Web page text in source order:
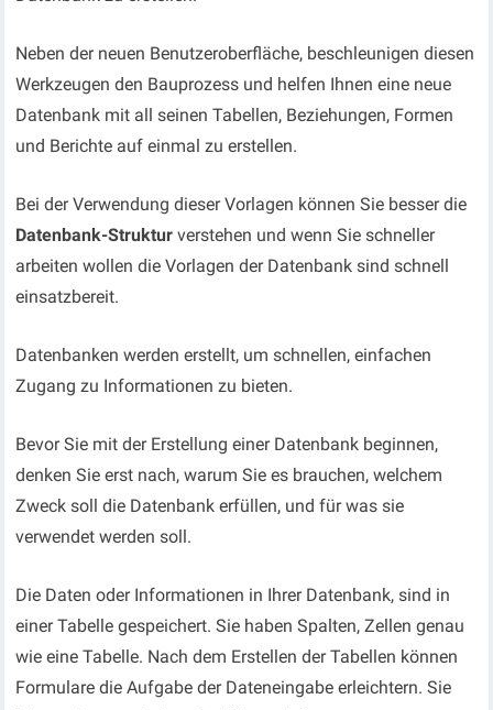
Neben der neuen Benutzeroberfläche, beschleunigen diesen
Werkzeugen den Bauprozess und helfen Ihnen eine neue
Datenbank mit all seinen Tabellen, Beziehungen, Formen
und Berichte auf einmal zu erstellen.
Bei der Verwendung dieser Vorlagen können Sie besser die
Datenbank-Struktur verstehen und wenn Sie schneller
arbeiten wollen die Vorlagen der Datenbank sind schnell
einsatzbereit.
Datenbanken werden erstellt, um schnellen, einfachen
Zugang zu Informationen zu bieten.
Bevor Sie mit der Erstellung einer Datenbank beginnen,
denken Sie erst nach, warum Sie es brauchen, welchem
Zweck soll die Datenbank erfüllen, und für was sie
verwendet werden soll.
Die Daten oder Informationen in Ihrer Datenbank, sind in
einer Tabelle gespeichert. Sie haben Spalten, Zellen genau
wie eine Tabelle. Nach dem Erstellen der Tabellen können
Formulare die Aufgabe der Dateneingabe erleichtern. Sie